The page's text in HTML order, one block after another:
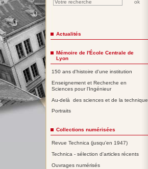
Actualités
Mémoire de l'École Centrale de
Lyon
150 ans d'histoire d'une institution
Enseignement et Recherche en
Sciences pour l'Ingénieur
Au-delà des sciences et de la technique
Portraits
Collections numérisées
Revue Technica (jusqu'en 1947)
Technica - sélection d'articles récents
Ouvrages numérisés